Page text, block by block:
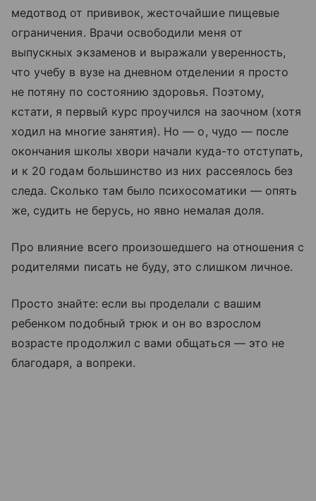
медотвод от прививок, жесточайшие пищевые
ограничения. Врачи освободили меня от
выпускных экзаменов и выражали уверенность,
что учебу в вузе на дневном отделении я просто
не потяну по состоянию здоровья. Поэтому,
кстати, я первый курс проучился на заочном (хотя
ходил на многие занятия). Но — о, чудо — после
окончания школы хвори начали куда-то отступать,
и к 20 годам большинство из них рассеялось без
следа. Сколько там было психосоматики — опять
же, судить не берусь, но явно немалая доля.
Про влияние всего произошедшего на отношения с
родителями писать не буду, это слишком личное.
Просто знайте: если вы проделали с вашим
ребенком подобный трюк и он во взрослом
возрасте продолжил с вами общаться — это не
благодаря, а вопреки.